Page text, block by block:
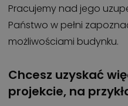
Pracujemy nad jego
Państwo w pełni
możliwościami budynku.
Chcesz uzyskać
projekcie, na